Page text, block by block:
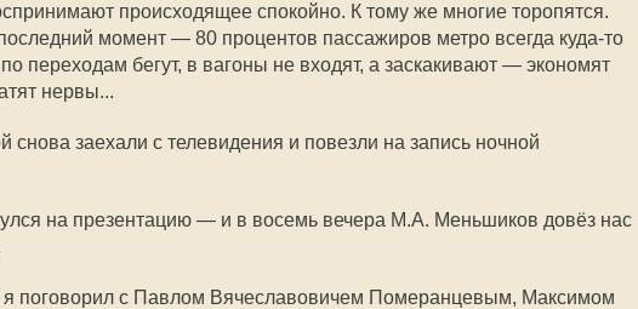
происходящее спокойно. К тому же многие торопятся.
момент — 80 процентов пассажиров метро всегда куда-то
переходам бегут, в вагоны не входят, а заскакивают — экономят
нервы...
снова заехали с телевидения и повезли на запись ночной
на презентацию — и в восемь вечера М.А. Меньшиков довёз нас
поговорил с Павлом Вячеславовичем Померанцевым, Максимом